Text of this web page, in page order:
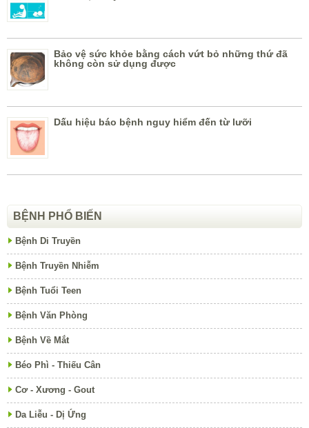
Bảo vệ sức khỏe bằng cách vứt bỏ những thứ đã
không còn sử dụng được
Dấu hiệu báo bệnh nguy hiểm đến từ lưỡi
BỆNH PHỔ BIẾN
Bệnh Di Truyền
Bệnh Truyền Nhiễm
Bệnh Tuổi Teen
Bệnh Văn Phòng
Bệnh Về Mắt
Béo Phì - Thiếu Cân
Cơ - Xương - Gout
Da Liễu - Dị Ứng